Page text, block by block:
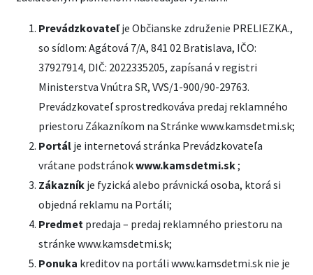
Prevádzkovateľ je Občianske združenie PRELIEZKA.,
so sídlom: Agátová 7/A, 841 02 Bratislava, IČO:
37927914, DIČ: 2022335205, zapísaná v registri
Ministerstva Vnútra SR, VVS/1-900/90-29763.
Prevádzkovateľ sprostredkováva predaj reklamného
priestoru Zákazníkom na Stránke www.kamsdetmi.sk;
Portál je internetová stránka Prevádzkovateľa
vrátane podstránokwww.kamsdetmi.sk;
Zákazník je fyzická alebo právnická osoba, ktorá si
objedná reklamu na Portáli;
Predmet predaja – predaj reklamného priestoru na
stránke www.kamsdetmi.sk;
Ponuka kreditov na portáli www.kamsdetmi.sk nie je